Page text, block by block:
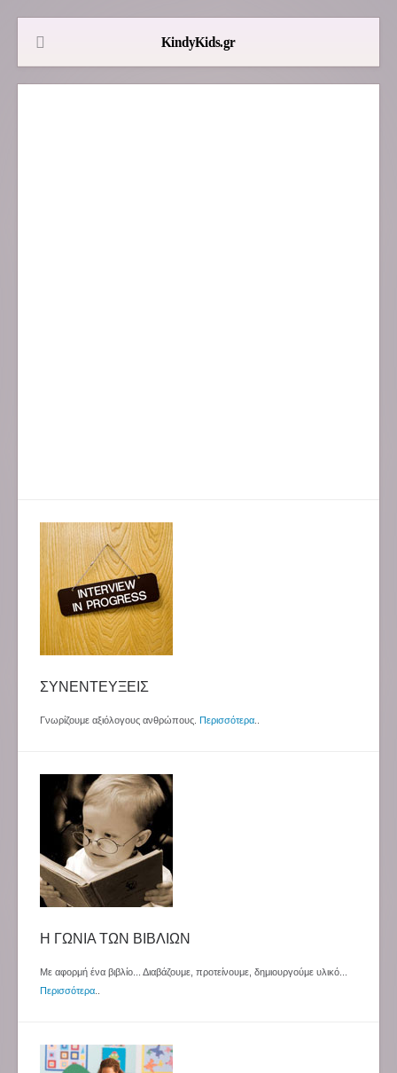
ΣΥΝΕΝΤΕΥΞΕΙΣ
Γνωρίζουμε αξιόλογους ανθρώπους. Περισσότερα
Η ΓΩΝΙΑ ΤΩΝ ΒΙΒΛΙΩΝ
Με αφορμή ένα βιβλίο... Διαβάζουμε, προτείνουμε, δημιουργούμε υλικό...
Περισσότερα